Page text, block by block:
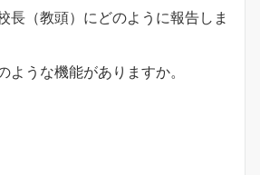
長（教頭）にどのように報告しま
ような機能がありますか。